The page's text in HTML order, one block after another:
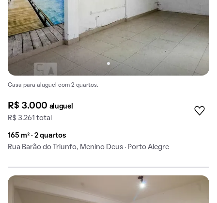
Casa para aluguel com 2 quartos.
R$ 3.000 aluguel
R$ 3.261 total
165 m² · 2 quartos
Rua Barão do Triunfo, Menino Deus · Porto Alegre